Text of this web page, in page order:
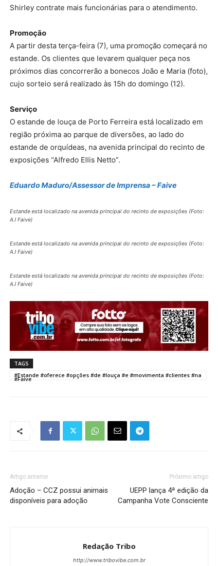
Shirley contrate mais funcionárias para o atendimento.
Promoção
A partir desta terça-feira (7), uma promoção começará no
estande. Os clientes que levarem qualquer peça nos
próximos dias concorrerão a bonecos João e Maria (foto),
cujo sorteio será realizado às 15h do domingo (12).
Serviço
O estande de louça de Porto Ferreira está localizado em
região próxima ao parque de diversões, ao lado do
estande de orquídeas, na avenida principal do recinto de
exposições “Alfredo Ellis Netto”.
Eduardo Maduro/Assessor de Imprensa – Faive
Estande está localizado na avenida principal do recinto de exposições (Foto:
A.I Faive)
Estande está localizado na avenida principal do recinto de exposições (Foto:
A.I Faive)
Estande está localizado na avenida principal do recinto de exposições (Foto:
A.I Faive)
TAGS
#Estande #oferece #opções #de #louça #e #movimenta #clientes #na
#Faive
Artigo anterior
Adoção – CCZ possui animais
disponíveis para adoção
Próximo artigo
UEPP lança 4ª edição da
Campanha Vote Consciente
Redação Tribo
http://www.tribovibe.com.br